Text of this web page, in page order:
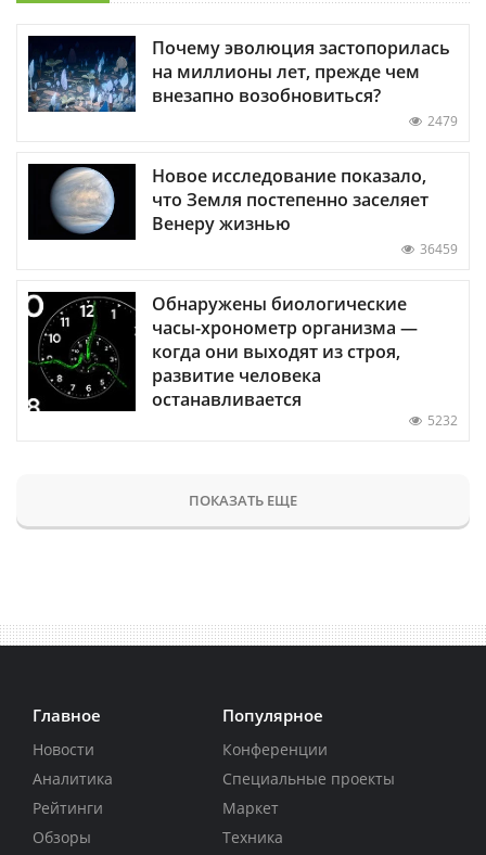
Почему эволюция застопорилась
на миллионы лет, прежде чем
внезапно возобновиться?
2479
Новое исследование показало,
что Земля постепенно заселяет
Венеру жизнью
36459
Обнаружены биологические
часы-хронометр организма —
когда они выходят из строя,
развитие человека
останавливается
5232
ПОКАЗАТЬ ЕЩЕ
Главное
Новости
Аналитика
Рейтинги
Обзоры
Популярное
Конференции
Специальные проекты
Маркет
Техника